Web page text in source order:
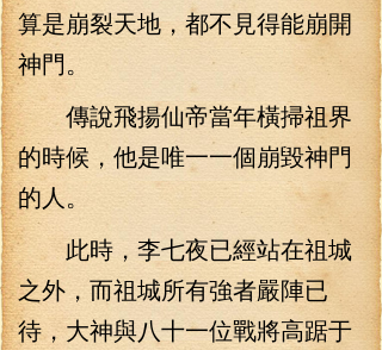
算是崩裂天地，都不見得能崩開
神門。
傳說飛揚仙帝當年橫掃祖界
的時候，他是唯一一個崩毀神門
的人。
此時，李七夜已經站在祖城
之外，而祖城所有強者嚴陣已
待，大神與八十一位戰將高踞于